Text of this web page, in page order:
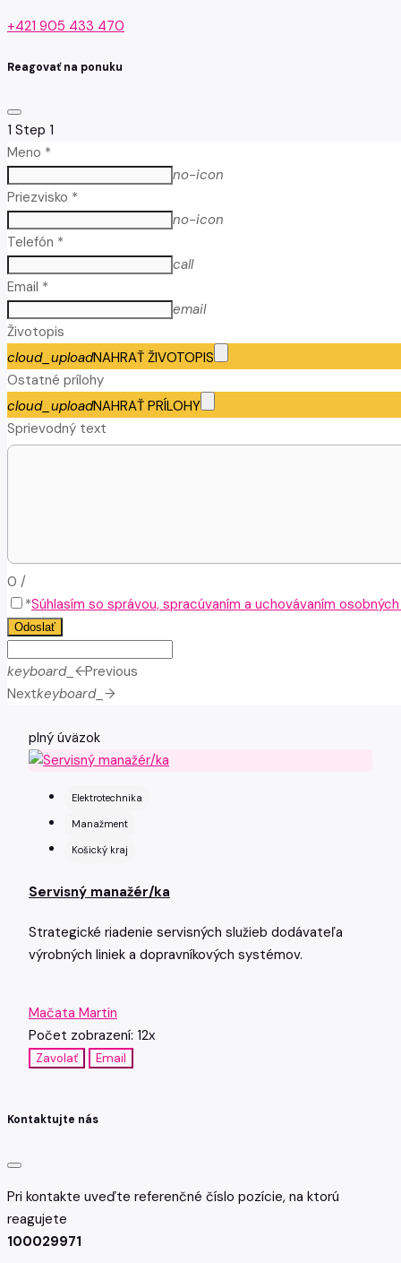
+421 905 433 470
Reagovať na ponuku
1 Step 1
Meno *
no-icon
Priezvisko *
no-icon
Telefón *
call
Email *
email
Životopis
cloud_uploadNAHRAŤ ŽIVOTOPIS
Ostatné prílohy
cloud_uploadNAHRAŤ PRÍLOHY
Sprievodný text
0 /
*Súhlasím so správou, spracúvaním a uchovávaním
Odoslať
keyboard_arrow_leftPrevious
Nextkeyboard_arrow_right
plný úväzok
Elektrotechnika
Manažment
Košický kraj
Servisný manažér/ka
Strategické riadenie servisných služieb dodávateľa
výrobných liniek a dopravníkových systémov.
Mačata Martin
Počet zobrazení: 12x
Zavolať Email
Kontaktujte nás
Pri kontakte uveďte referenčné číslo pozície, na ktorú
reagujete
100029971